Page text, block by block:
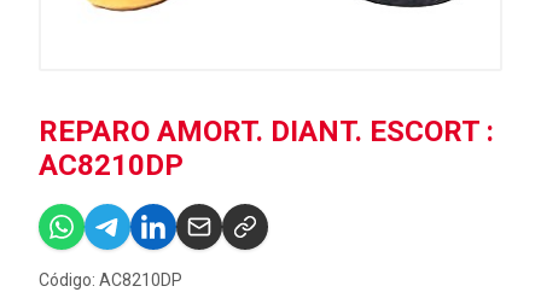
REPARO AMORT. DIANT. ESCORT :
AC8210DP
Código: AC8210DP